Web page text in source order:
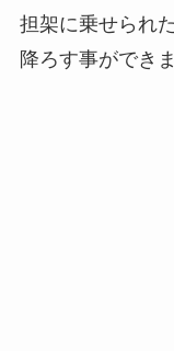
担架に乗せられ
降ろす事ができま